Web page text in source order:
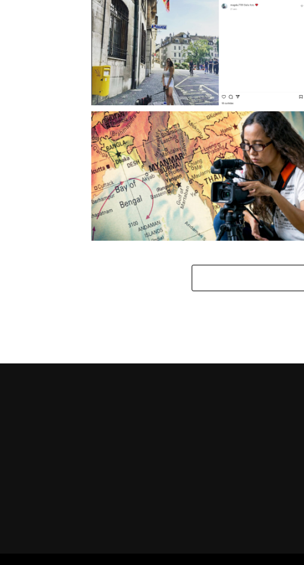
Dona de Esquema Multimilionário de Drones se Declara
Culpada: Componentes de UAVs Enviados à Rússia
Comprometem Segurança Internacional